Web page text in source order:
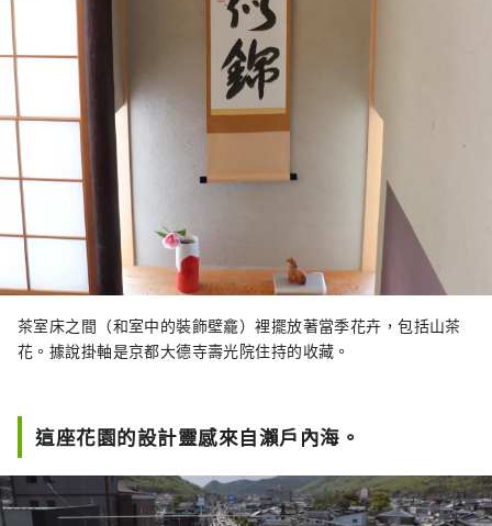
茶室床之間（和室中的裝飾壁龕）裡擺放著當季花卉，包括山茶
花。據說掛軸是京都大德寺壽光院住持的收藏。
這座花園的設計靈感來自瀨戶內海。